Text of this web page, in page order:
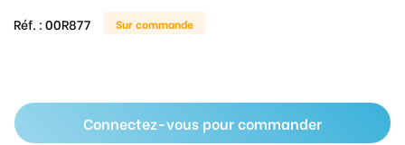
Réf. :00R877 Sur commande
Connectez-vous pour commander